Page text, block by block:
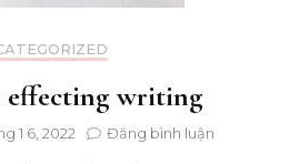
effecting writing
1 6, 2022 Đăng bình luận